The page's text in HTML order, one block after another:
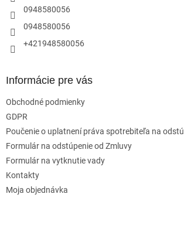
0948580056
0948580056
+421948580056
Informácie pre vás
Obchodné podmienky
GDPR
Poučenie o uplatnení práva spotrebiteľa na
Formulár na odstúpenie od Zmluvy
Formulár na vytknutie vady
Kontakty
Moja objednávka